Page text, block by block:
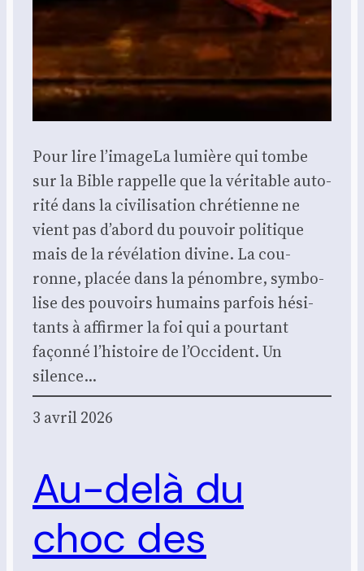
Pour lire l’i­mageLa lumière qui tombe
sur la Bible rap­pelle que la véri­table auto­
ri­té dans la civi­li­sa­tion chré­tienne ne
vient pas d’abord du pou­voir poli­tique
mais de la révé­la­tion divine. La cou­
ronne, pla­cée dans la pénombre, sym­bo­
lise des pou­voirs humains par­fois hési­
tants à affir­mer la foi qui a pour­tant
façon­né l’histoire de l’Occident. Un
silence…
3 avril 2026
Au-delà du
choc des